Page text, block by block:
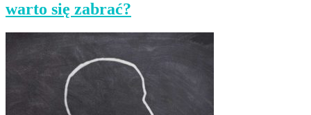
warto się zabrać?